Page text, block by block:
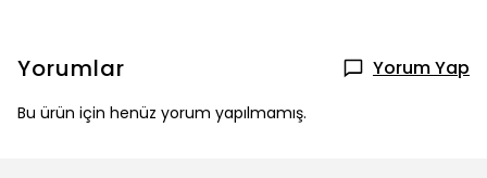
Yorumlar Yorum Yap
Bu ürün için henüz yorum yapılmamış.